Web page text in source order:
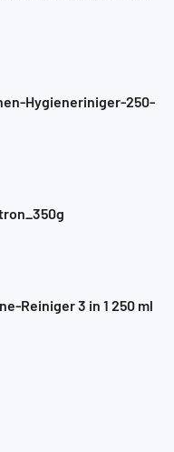
Hygieneriniger-250-
Reiniger 3 in 1 250 ml